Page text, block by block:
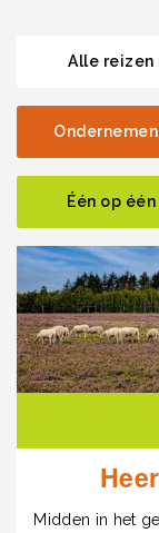
Alle reizen
Één op één
Midden in het